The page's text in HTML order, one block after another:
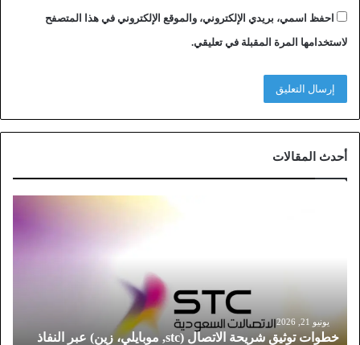
احفظ اسمي، بريدي الإلكتروني، والموقع الإلكتروني في هذا المتصفح
لاستخدامها المرة المقبلة في تعليقي.
أحدث المقالات
يونيو 21, 2026
خطوات توثيق شريحة الاتصال (stc, موبايلي، زين) عبر النفاذ